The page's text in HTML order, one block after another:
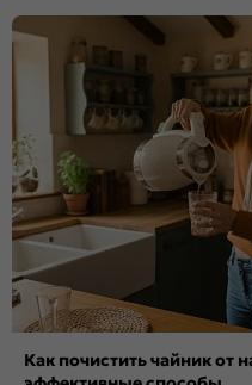
Как почистить чайник от